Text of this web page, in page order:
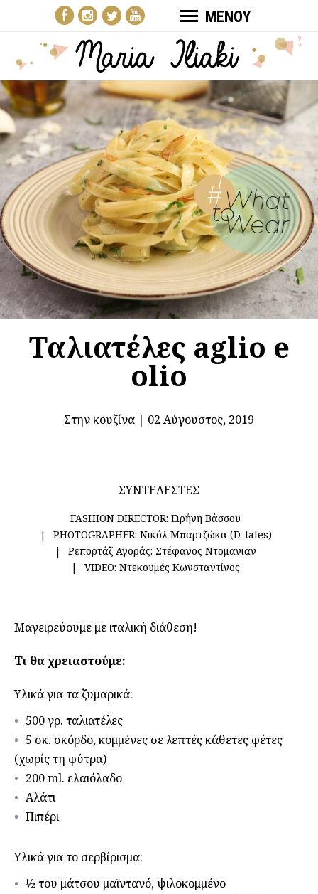
ΜΕΝΟΥ
Ταλιατέλες aglio e
olio
Στην κουζίνα | 02 Αύγουστος, 2019
ΣΥΝΤΕΛΕΣΤΕΣ
FASHION DIRECTOR: Ειρήνη Βάσσου
PHOTOGRAPHER: Νικόλ Μπαρτζώκα (D-tales)
Ρεπορτάζ Αγοράς: Στέφανος Ντομανιαν
VIDEO: Ντεκουμές Κωνσταντίνος
Μαγειρεύουμε με ιταλική διάθεση!
Τι θα χρειαστούμε:
Υλικά για τα ζυμαρικά:
500 γρ. ταλιατέλες
5 σκ. σκόρδο, κομμένες σε λεπτές κάθετες φέτες
(χωρίς τη φύτρα)
200 ml. ελαιόλαδο
Αλάτι
Πιπέρι
Υλικά για το σερβίρισμα:
½ του μάτσου μαϊντανό, ψιλοκομμένο